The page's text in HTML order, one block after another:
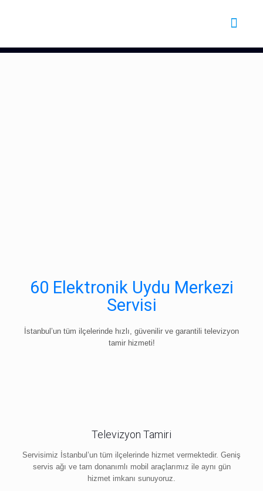
60 Elektronik Uydu Merkezi
Servisi
İstanbul’un tüm ilçelerinde hızlı, güvenilir ve garantili televizyon
tamir hizmeti!
Televizyon Tamiri
Servisimiz İstanbul’un tüm ilçelerinde hizmet vermektedir. Geniş
servis ağı ve tam donanımlı mobil araçlarımız ile aynı gün
hizmet imkanı sunuyoruz.